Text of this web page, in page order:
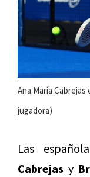
Ana María
jugadora)
Las
Cabrejas y